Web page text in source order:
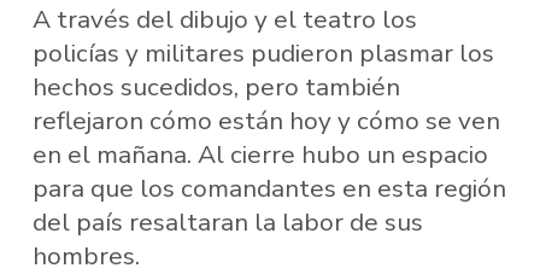
A través del dibujo y el teatro los
policías y militares pudieron plasmar los
hechos sucedidos, pero también
reflejaron cómo están hoy y cómo se ven
en el mañana. Al cierre hubo un espacio
para que los comandantes en esta región
del país resaltaran la labor de sus
hombres.